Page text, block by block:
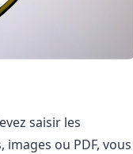
saisir les
ou PDF, vous